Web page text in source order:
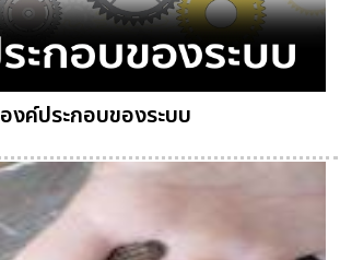
องค์ประกอบของระบบ